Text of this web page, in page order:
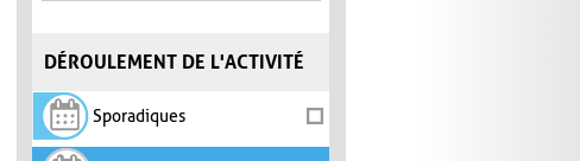
DÉROULEMENT DE L'ACTIVITÉ
Sporadiques